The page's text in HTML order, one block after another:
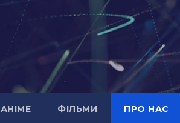
АНІМЕ ФІЛЬМИ ПРО НАС